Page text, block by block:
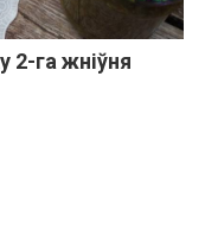
2-га жніўня